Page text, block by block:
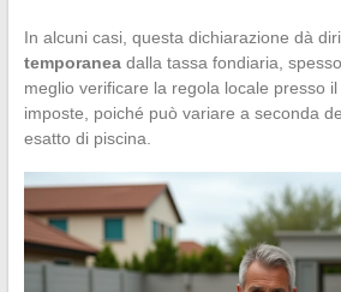
In alcuni casi, questa dichiarazione dà
temporaneadalla tassa fondiaria,
meglio verificare la regola locale presso
imposte, poiché può variare a seconda
esatto di piscina.